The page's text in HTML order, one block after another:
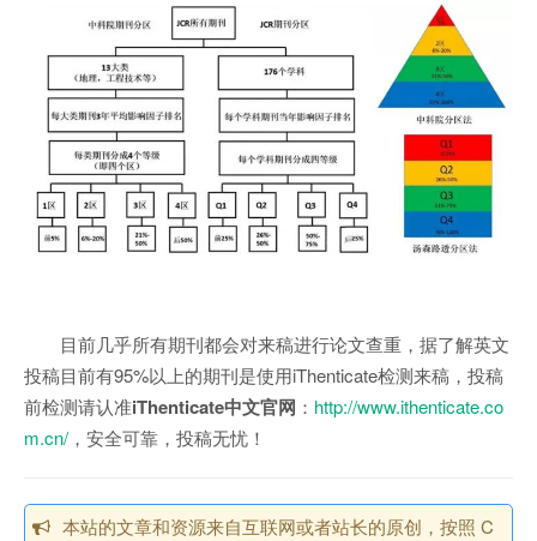
目前几乎所有期刊都会对来稿进行论文查重，据了解英文
投稿目前有95%以上的期刊是使用iThenticate检测来稿，投稿
前检测请认准iThenticate中文官网 ： http://www.ithenticate.co
m.cn/，安全可靠，投稿无忧！
本站的文章和资源来自互联网或者站长的原创，按照 C